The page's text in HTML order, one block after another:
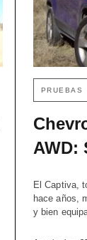
PRUEBAS
AWD:
El Captiva,
hace años,
y bien